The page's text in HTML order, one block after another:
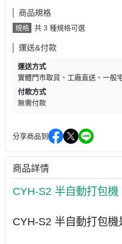
商品規格
規格 共 3 種規格可選
運送&付款
運送方式
實體門市取貨
工廠直送 一般
付款方式
無需付款
分享商品到
商品詳情
CYH-S2 半自動打包